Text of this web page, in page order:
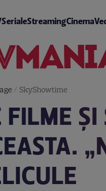
SerialeStreamingCinema
/ SkyShowtime
FILME